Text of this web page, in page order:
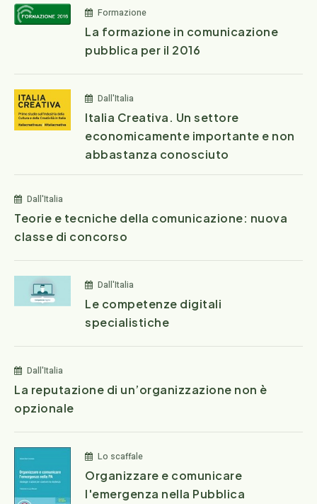
Formazione
La formazione in comunicazione
pubblica per il 2016
Dall'Italia
Italia Creativa. Un settore
economicamente importante e non
abbastanza conosciuto
Dall'Italia
Teorie e tecniche della comunicazione: nuova
classe di concorso
Dall'Italia
Le competenze digitali
specialistiche
Dall'Italia
La reputazione di un’organizzazione non è
opzionale
Lo scaffale
Organizzare e comunicare
l'emergenza nella Pubblica